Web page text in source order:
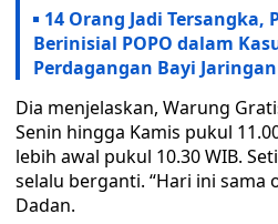
14 Orang Jadi Tersangka,
Berinisial POPO dalam
Perdagangan Bayi
Dia menjelaskan, Warung
Senin hingga Kamis pukul
lebih awal pukul 10.30 WIB.
selalu berganti. “Hari ini sama
Dadan.